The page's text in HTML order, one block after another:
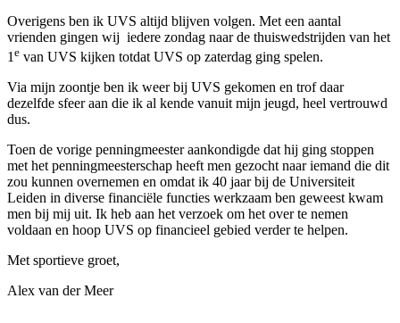
Overigens ben ik UVS altijd blijven volgen. Met een aantal
vrienden gingen wij iedere zondag naar de thuiswedstrijden van het
1e van UVS kijken totdat UVS op zaterdag ging spelen.
Via mijn zoontje ben ik weer bij UVS gekomen en trof daar
dezelfde sfeer aan die ik al kende vanuit mijn jeugd, heel vertrouwd
dus.
Toen de vorige penningmeester aankondigde dat hij ging stoppen
met het penningmeesterschap heeft men gezocht naar iemand die dit
zou kunnen overnemen en omdat ik 40 jaar bij de Universiteit
Leiden in diverse financiële functies werkzaam ben geweest kwam
men bij mij uit. Ik heb aan het verzoek om het over te nemen
voldaan en hoop UVS op financieel gebied verder te helpen.
Met sportieve groet,
Alex van der Meer